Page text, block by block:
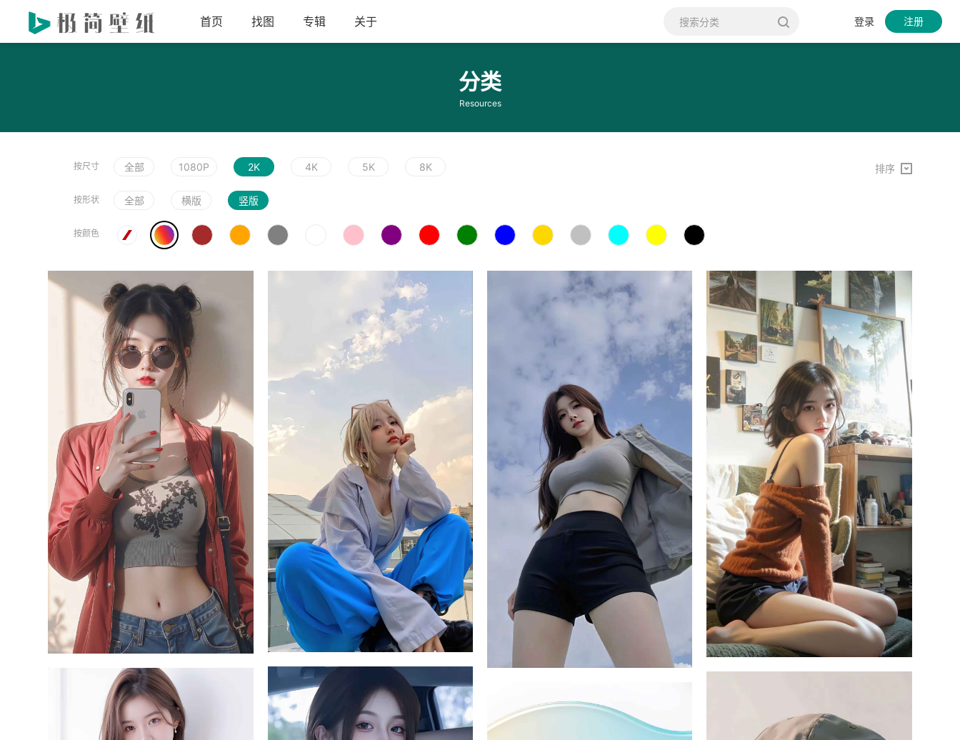
首页 找图 专辑 关于 登录 注册
分类
Resources
按尺寸 全部 1080P 2K 4K 5K 8K
按形状 全部 横版 竖版
按颜色
排序